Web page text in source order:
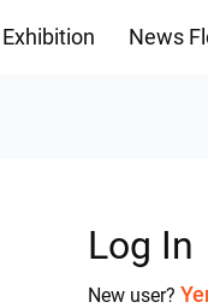
News
Log In
New user?